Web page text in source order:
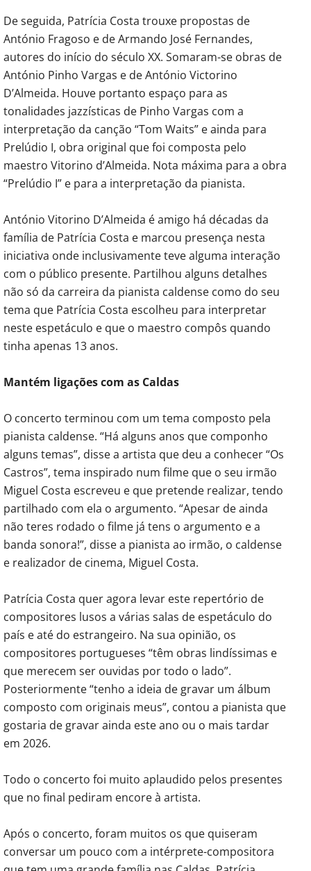
De seguida, Patrícia Costa trouxe propostas de
António Fragoso e de Armando José Fernandes,
autores do início do século XX. Somaram-se obras de
António Pinho Vargas e de António Victorino
D’Almeida. Houve portanto espaço para as
tonalidades jazzísticas de Pinho Vargas com a
interpretação da canção “Tom Waits” e ainda para
Prelúdio I, obra original que foi composta pelo
maestro Vitorino d’Almeida. Nota máxima para a obra
“Prelúdio I” e para a interpretação da pianista.
António Vitorino D’Almeida é amigo há décadas da
família de Patrícia Costa e marcou presença nesta
iniciativa onde inclusivamente teve alguma interação
com o público presente. Partilhou alguns detalhes
não só da carreira da pianista caldense como do seu
tema que Patrícia Costa escolheu para interpretar
neste espetáculo e que o maestro compôs quando
tinha apenas 13 anos.
Mantém ligações com as Caldas
O concerto terminou com um tema composto pela
pianista caldense. “Há alguns anos que componho
alguns temas”, disse a artista que deu a conhecer “Os
Castros”, tema inspirado num filme que o seu irmão
Miguel Costa escreveu e que pretende realizar, tendo
partilhado com ela o argumento. “Apesar de ainda
não teres rodado o filme já tens o argumento e a
banda sonora!”, disse a pianista ao irmão, o caldense
e realizador de cinema, Miguel Costa.
Patrícia Costa quer agora levar este repertório de
compositores lusos a várias salas de espetáculo do
país e até do estrangeiro. Na sua opinião, os
compositores portugueses “têm obras lindíssimas e
que merecem ser ouvidas por todo o lado”.
Posteriormente “tenho a ideia de gravar um álbum
composto com originais meus”, contou a pianista que
gostaria de gravar ainda este ano ou o mais tardar
em 2026.
Todo o concerto foi muito aplaudido pelos presentes
que no final pediram encore à artista.
Após o concerto, foram muitos os que quiseram
conversar um pouco com a intérprete-compositora